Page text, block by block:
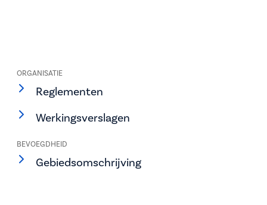
ORGANISATIE
Reglementen
Werkingsverslagen
BEVOEGDHEID
Gebiedsomschrijving